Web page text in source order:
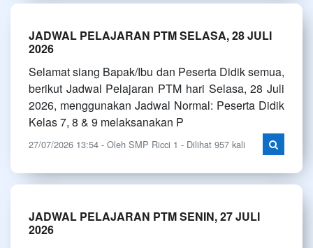
JADWAL PELAJARAN PTM SELASA, 28 JULI
2026
Selamat siang Bapak/Ibu dan Peserta Didik semua,
berikut Jadwal Pelajaran PTM hari Selasa, 28 Juli
2026, menggunakan Jadwal Normal: Peserta Didik
Kelas 7, 8 & 9 melaksanakan P
27/07/2026 13:54 - Oleh SMP Ricci 1 - Dilihat 957 kali
JADWAL PELAJARAN PTM SENIN, 27 JULI
2026